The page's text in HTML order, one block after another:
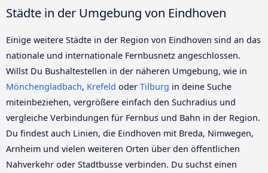
Städte in der Umgebung von Eindhoven
Einige weitere Städte in der Region von Eindhoven sind an das
nationale und internationale Fernbusnetz angeschlossen.
Willst Du Bushaltestellen in der näheren Umgebung, wie in
Mönchengladbach, Krefeld oder Tilburg in deine Suche
miteinbeziehen, vergrößere einfach den Suchradius und
vergleiche Verbindungen für Fernbus und Bahn in der Region.
Du findest auch Linien, die Eindhoven mit Breda, Nimwegen,
Arnheim und vielen weiteren Orten über den öffentlichen
Nahverkehr oder Stadtbusse verbinden. Du suchst einen